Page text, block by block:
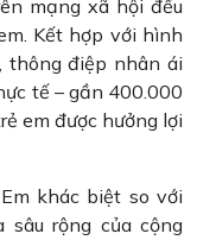
mạng xã hội đều
Kết hợp với hình
điệp nhân ái
tế – gần 400.000
em được hưởng lợi
khác biệt so với
sâu rộng của cộng